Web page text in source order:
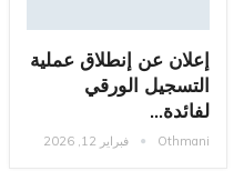
إعلان عن إنطلاق عملية
التسجيل الورقي
لفائدة…
Othmani فبراير 12, 2026